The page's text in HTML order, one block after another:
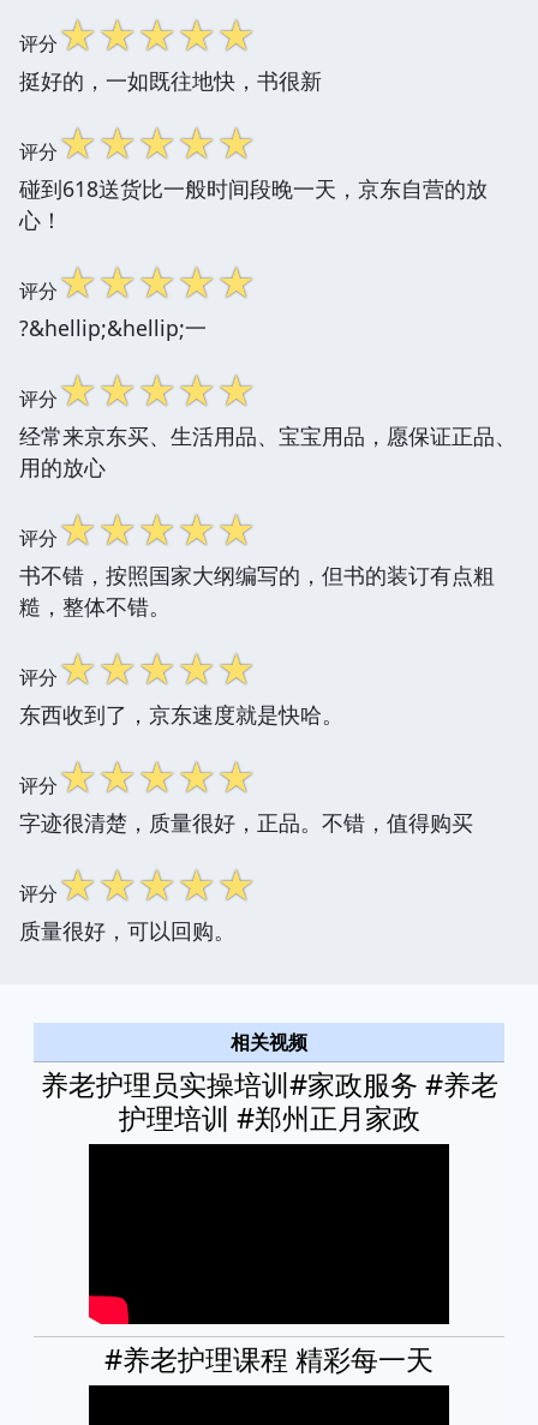
评分☆☆☆☆☆
挺好的，一如既往地快，书很新
评分☆☆☆☆☆
碰到618送货比一般时间段晚一天，京东自营的放
心！
评分☆☆☆☆☆
?&hellip;&hellip;一
评分☆☆☆☆☆
经常来京东买、生活用品、宝宝用品，愿保证正品、
用的放心
评分☆☆☆☆☆
书不错，按照国家大纲编写的，但书的装订有点粗
糙，整体不错。
评分☆☆☆☆☆
东西收到了，京东速度就是快哈。
评分☆☆☆☆☆
字迹很清楚，质量很好，正品。不错，值得购买
评分☆☆☆☆☆
质量很好，可以回购。
相关视频
养老护理员实操培训#家政服务 #养老
护理培训 #郑州正月家政
#养老护理课程 精彩每一天